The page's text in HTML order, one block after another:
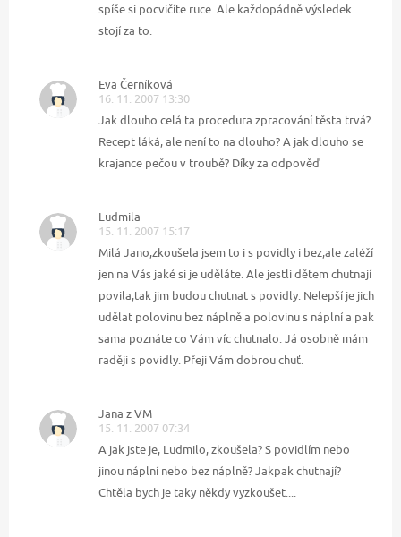
spíše si pocvičíte ruce. Ale každopádně výsledek
stojí za to.
Eva Černíková
16. 11. 2007 13:30
Jak dlouho celá ta procedura zpracování těsta trvá?
Recept láká, ale není to na dlouho? A jak dlouho se
krajance pečou v troubě? Díky za odpověď
Ludmila
15. 11. 2007 15:17
Milá Jano,zkoušela jsem to i s povidly i bez,ale zaléží
jen na Vás jaké si je uděláte. Ale jestli dětem chutnají
povila,tak jim budou chutnat s povidly. Nelepší je jich
udělat polovinu bez náplně a polovinu s náplní a pak
sama poznáte co Vám víc chutnalo. Já osobně mám
raději s povidly. Přeji Vám dobrou chuť.
Jana z VM
15. 11. 2007 07:34
A jak jste je, Ludmilo, zkoušela? S povidlím nebo
jinou náplní nebo bez náplně? Jakpak chutnají?
Chtěla bych je taky někdy vyzkoušet....